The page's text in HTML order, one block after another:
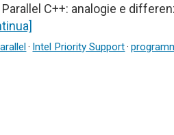
C++: analogie e
· Intel Priority Support·